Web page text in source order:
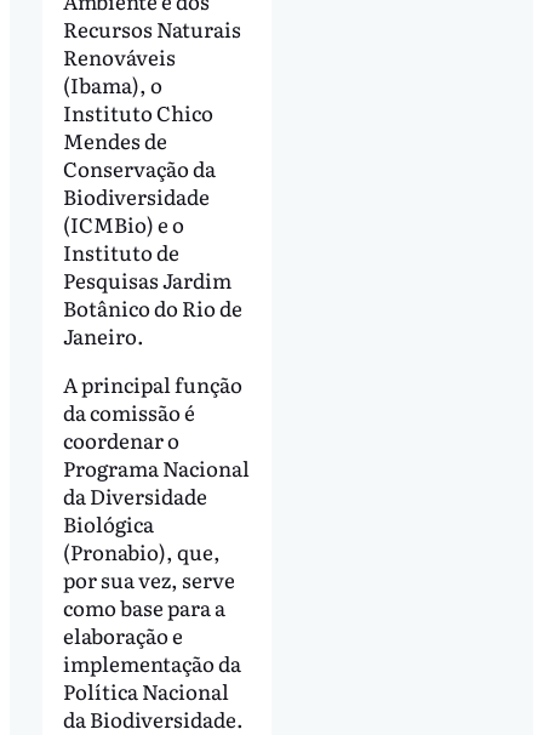
Recursos Naturais
Renováveis
(Ibama), o
Instituto Chico
Mendes de
Conservação da
Biodiversidade
(ICMBio) e o
Instituto de
Pesquisas Jardim
Botânico do Rio de
Janeiro.
A principal função
da comissão é
coordenar o
Programa Nacional
da Diversidade
Biológica
(Pronabio), que,
por sua vez, serve
como base para a
elaboração e
implementação da
Política Nacional
da Biodiversidade.